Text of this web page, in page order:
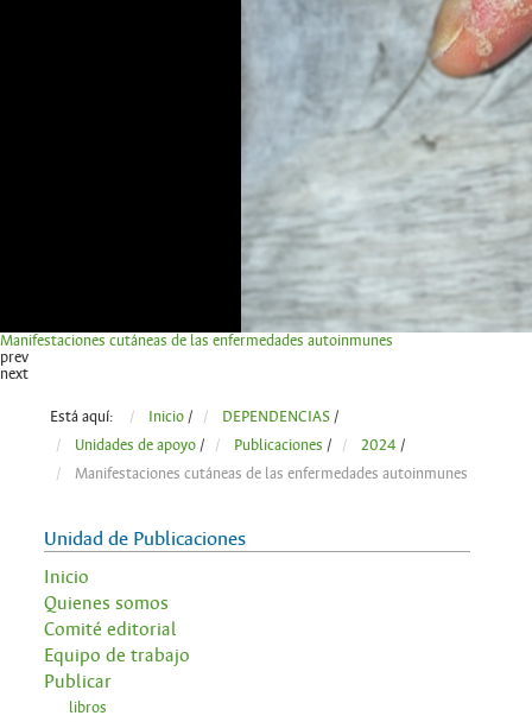
Manifestaciones cutáneas de las enfermedades autoinmunes
prev
next
Está aquí: Inicio/ DEPENDENCIAS/
Unidades de apoyo/ Publicaciones / 2024 /
Manifestaciones cutáneas de las enfermedades autoinmunes
Unidad de Publicaciones
Inicio
Quienes somos
Comité editorial
Equipo de trabajo
Publicar
libros